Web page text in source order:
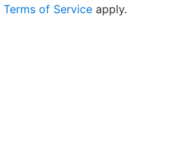
Terms of Serviceapply.